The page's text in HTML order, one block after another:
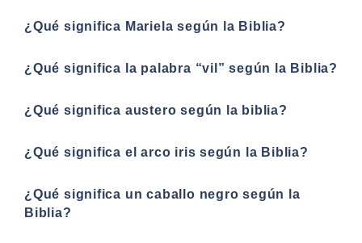
¿Qué significa Mariela según la Biblia?
¿Qué significa la palabra “vil” según la Biblia?
¿Qué significa austero según la biblia?
¿Qué significa el arco iris según la Biblia?
¿Qué significa un caballo negro según la
Biblia?